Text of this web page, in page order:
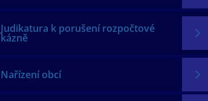
Judikatura k porušení rozpočtové
kázně
Nařízení obcí